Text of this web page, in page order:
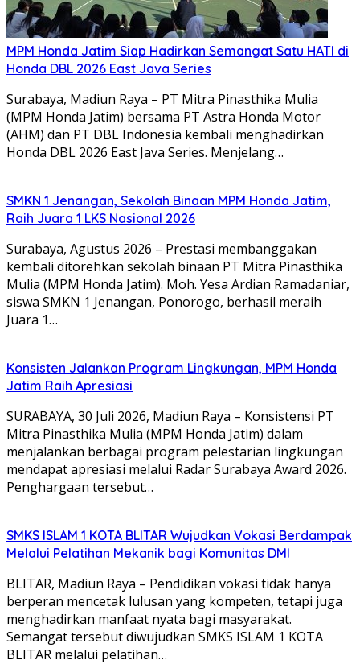
MPM Honda Jatim Siap Hadirkan Semangat Satu HATI di
Honda DBL 2026 East Java Series
Surabaya, Madiun Raya – PT Mitra Pinasthika Mulia
(MPM Honda Jatim) bersama PT Astra Honda Motor
(AHM) dan PT DBL Indonesia kembali menghadirkan
Honda DBL 2026 East Java Series. Menjelang…
SMKN 1 Jenangan, Sekolah Binaan MPM Honda Jatim,
Raih Juara 1 LKS Nasional 2026
Surabaya, Agustus 2026 – Prestasi membanggakan
kembali ditorehkan sekolah binaan PT Mitra Pinasthika
Mulia (MPM Honda Jatim). Moh. Yesa Ardian Ramadaniar,
siswa SMKN 1 Jenangan, Ponorogo, berhasil meraih
Juara 1…
Konsisten Jalankan Program Lingkungan, MPM Honda
Jatim Raih Apresiasi
SURABAYA, 30 Juli 2026, Madiun Raya – Konsistensi PT
Mitra Pinasthika Mulia (MPM Honda Jatim) dalam
menjalankan berbagai program pelestarian lingkungan
mendapat apresiasi melalui Radar Surabaya Award 2026.
Penghargaan tersebut…
SMKS ISLAM 1 KOTA BLITAR Wujudkan Vokasi Berdampak
Melalui Pelatihan Mekanik bagi Komunitas DMI
BLITAR, Madiun Raya – Pendidikan vokasi tidak hanya
berperan mencetak lulusan yang kompeten, tetapi juga
menghadirkan manfaat nyata bagi masyarakat.
Semangat tersebut diwujudkan SMKS ISLAM 1 KOTA
BLITAR melalui pelatihan…